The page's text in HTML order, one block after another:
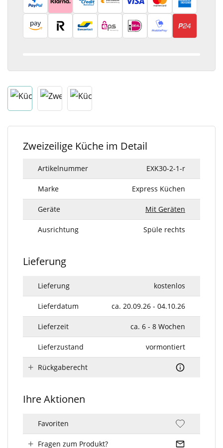
Zweizeilige Küche im Detail
Artikelnummer EXK30-2-1-r
Marke Express Küchen
Geräte Mit Geräten
Ausrichtung Spüle rechts
Lieferung
Lieferung kostenlos
Lieferdatum ca. 20.09.26 - 04.10.26
Lieferzeit ca. 6 - 8 Wochen
Lieferzustand vormontiert
Rückgaberecht
Ihre Aktionen
Favoriten
Fragen zum Produkt?